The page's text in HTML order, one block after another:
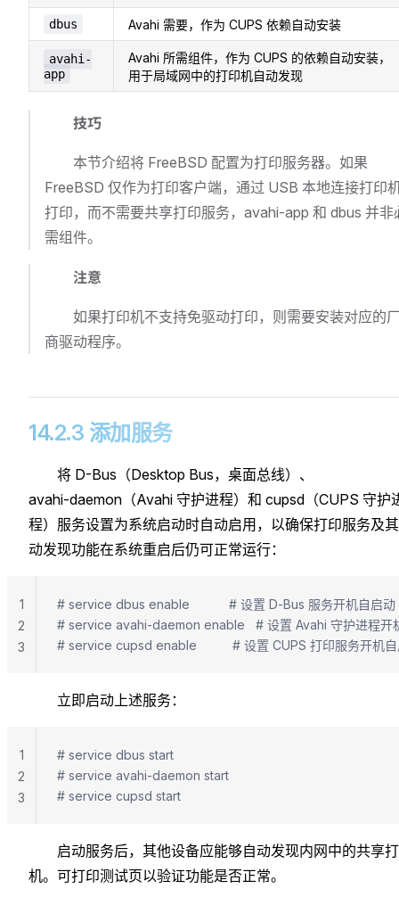
dbus Avahi 需要，作为 CUPS 依赖自动安装
avahi-
app
Avahi 所需组件，作为 CUPS 的依赖自动安装，
用于局域网中的打印机自动发现
技巧
本节介绍将 FreeBSD 配置为打印服务器。如果
FreeBSD 仅作为打印客户端，通过 USB 本地连接打印
打印，而不需要共享打印服务，avahi-app 和 dbus 并非
需组件。
注意
如果打印机不支持免驱动打印，则需要安装对应的
商驱动程序。
14.2.3 添加服务
将 D-Bus（Desktop Bus，桌面总线）、
avahi‑daemon（Avahi 守护进程）和 cupsd（CUPS 守护
程）服务设置为系统启动时自动启用，以确保打印服务及
动发现功能在系统重启后仍可正常运行：
# service dbus enable           # 设置 D‑Bus 服务开机自启动
# service avahi-daemon enable   # 设置 Avahi 守护进程开
# service cupsd enable          # 设置 CUPS 打印服务开机
1
2
3
立即启动上述服务：
# service dbus start
# service avahi-daemon start
# service cupsd start
1
2
3
启动服务后，其他设备应能够自动发现内网中的共享
机。可打印测试页以验证功能是否正常。